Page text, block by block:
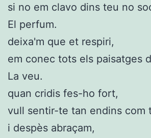
si no em clavo dins teu no
El perfum.
deixa'm que et respiri,
em conec tots els paisatges
La veu.
quan cridis fes-ho fort,
vull sentir-te tan endins com
i despès abraçam,